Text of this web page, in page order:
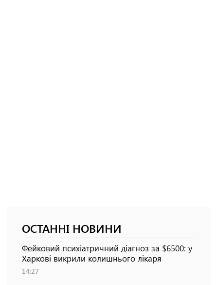
ОСТАННІ НОВИНИ
Фейковий психіатричний діагноз за $6500: у
Харкові викрили колишнього лікаря
14:27